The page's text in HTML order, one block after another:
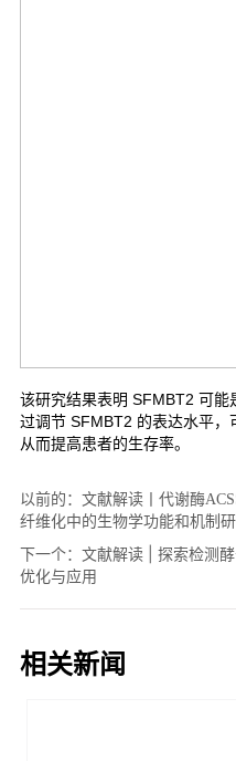
以前的：文献解读丨代谢酶
纤维化中的生物学功能和机制
下一个：文献解读 | 探索检测
优化与应用
相关新闻